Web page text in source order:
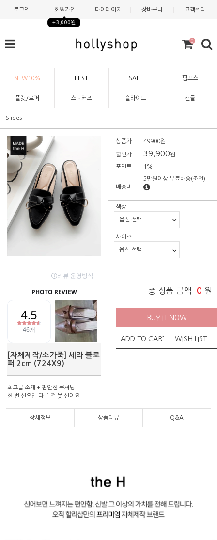
로그인 회원가입
+3,000원
마이페이지 장바구니 고객센터
0
NEW10% BEST SALE 펌프스
플랫/로퍼 스니커즈 슬라이드 샌들
Slides
[자체제작/소가죽] 세라 블로
퍼 2cm (724X9)
최고급 소재 + 편안한 쿠셔닝
한 번 신으면 다른 건 못 신어요
상품가 49900원
할인가 39,900원
포인트 1%
배송비
5만원이상 무료배송(조건)
색상
사이즈
총 상품 금액 0 원
BUY IT NOW
ADD TO CART WISH LIST
상세정보 상품리뷰 Q&A